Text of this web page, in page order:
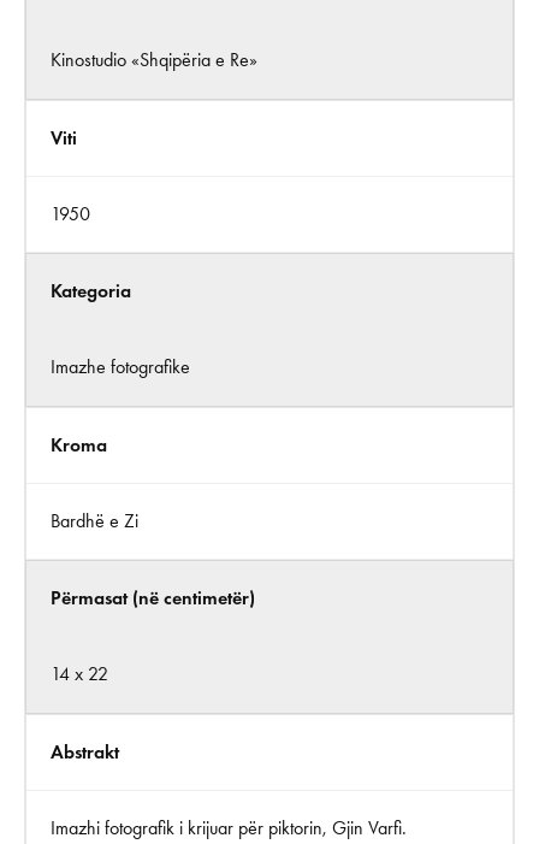
Kinostudio «Shqipëria e Re»
Viti
1950
Kategoria
Imazhe fotografike
Kroma
Bardhë e Zi
Përmasat (në centimetër)
14 x 22
Abstrakt
Imazhi fotografik i krijuar për piktorin, Gjin Varfi.